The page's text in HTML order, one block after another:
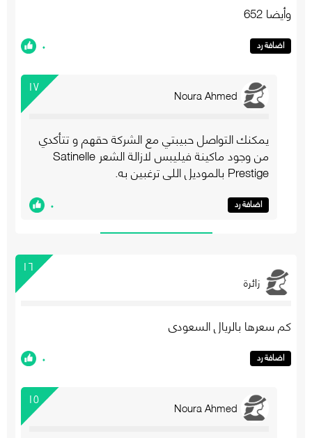
وأيضا 652
اضافة رد ٠
١٧ Noura Ahmed
يمكنك التواصل حبيبتي مع الشركة حقهم و تتأكدي
من وجود ماكينة فيليبس لازالة الشعر Satinelle
Prestige بالموديل اللي ترغبين به.
اضافة رد ٠
١٦
زائرة
كم سعرها بالريال السعودي
اضافة رد ٠
١٥ Noura Ahmed